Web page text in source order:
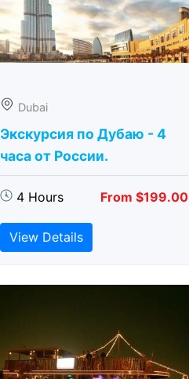
Dubai
Экскурсия по Дубаю - 4
часа от России.
4 Hours From $199.00
View Details